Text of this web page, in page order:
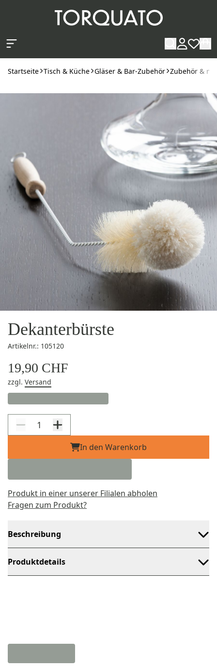
Startseite Tisch & Küche Gläser & Bar-Zubehör Zubehör &
Dekanterbürste
Artikelnr.: 105120
19,90 CHF
zzgl. Versand
In den Warenkorb
Produkt in einer unserer Filialen abholen
Fragen zum Produkt?
Beschreibung
Produktdetails